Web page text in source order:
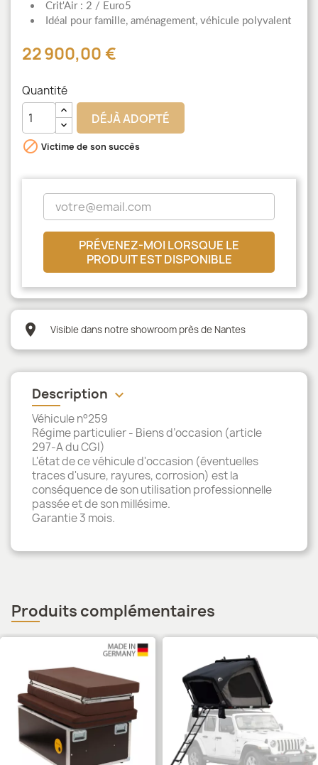
Crit'Air : 2 / Euro5
Idéal pour famille, aménagement, véhicule polyvalent
22 900,00 €
Quantité
DÉJÀ ADOPTÉ
 Victime de son succès
PRÉVENEZ-MOI LORSQUE LE
PRODUIT EST DISPONIBLE
location_on Visible dans notre showroom près de Nantes
Description keyboard_arrow_down
Véhicule n°259
Régime particulier - Biens d’occasion (article
297-A du CGI)
L'état de ce véhicule d'occasion (éventuelles
traces d'usure, rayures, corrosion) est la
conséquence de son utilisation professionnelle
passée et de son millésime.
Garantie 3 mois.
Produits complémentaires